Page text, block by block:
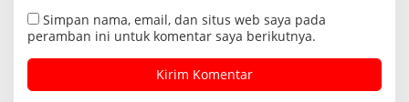
Simpan nama, email, dan situs web saya pada
peramban ini untuk komentar saya berikutnya.